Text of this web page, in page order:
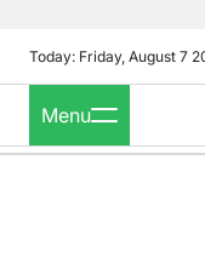
content
Today: Friday, August 7
Menu